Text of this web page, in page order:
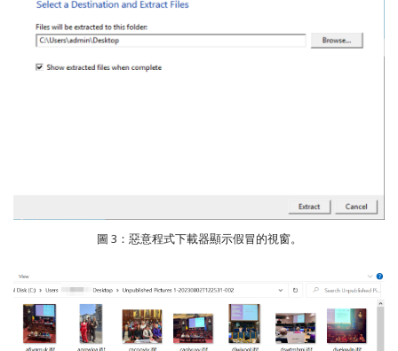
圖 3：惡意程式下載器顯示假冒的視窗。